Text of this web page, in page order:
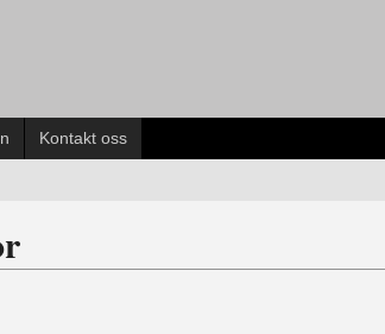
Kontakt oss